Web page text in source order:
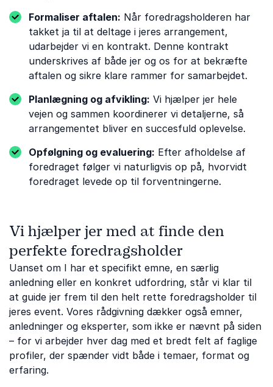
Formaliser aftalen: Når foredragsholderen har
takket ja til at deltage i jeres arrangement,
udarbejder vi en kontrakt. Denne kontrakt
underskrives af både jer og os for at bekræfte
aftalen og sikre klare rammer for samarbejdet.
Planlægning og afvikling: Vi hjælper jer hele
vejen og sammen koordinerer vi detaljerne, så
arrangementet bliver en succesfuld oplevelse.
Opfølgning og evaluering: Efter afholdelse af
foredraget følger vi naturligvis op på, hvorvidt
foredraget levede op til forventningerne.
Vi hjælper jer med at finde den
perfekte foredragsholder
Uanset om I har et specifikt emne, en særlig
anledning eller en konkret udfordring, står vi klar til
at guide jer frem til den helt rette foredragsholder til
jeres event. Vores rådgivning dækker også emner,
anledninger og eksperter, som ikke er nævnt på siden
– for vi arbejder hver dag med et bredt felt af faglige
profiler, der spænder vidt både i temaer, format og
erfaring.